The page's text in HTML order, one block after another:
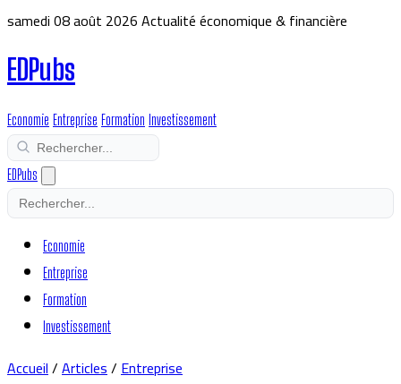
samedi 08 août 2026Actualité économique & financière
EDPubs
Economie Entreprise Formation Investissement
EDPubs
Economie
Entreprise
Formation
Investissement
Accueil/Articles/Entreprise